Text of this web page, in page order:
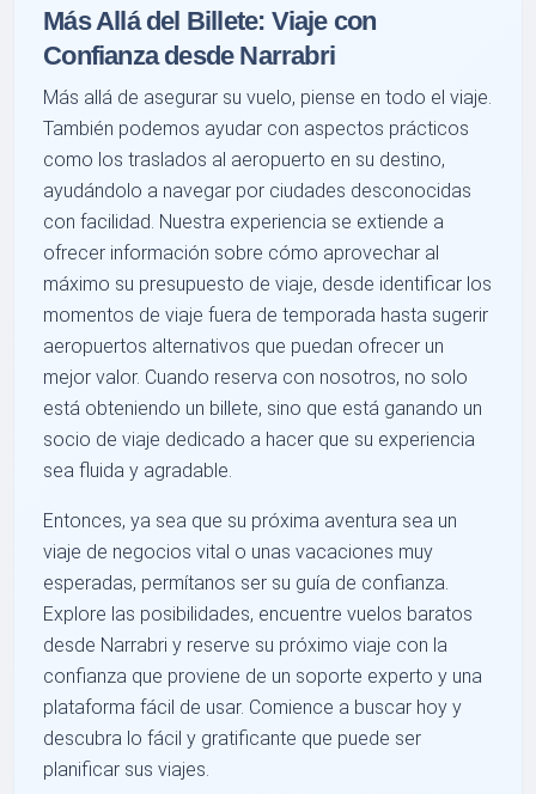
Más Allá del Billete: Viaje con
Confianza desde Narrabri
Más allá de asegurar su vuelo, piense en todo el viaje.
También podemos ayudar con aspectos prácticos
como los traslados al aeropuerto en su destino,
ayudándolo a navegar por ciudades desconocidas
con facilidad. Nuestra experiencia se extiende a
ofrecer información sobre cómo aprovechar al
máximo su presupuesto de viaje, desde identificar los
momentos de viaje fuera de temporada hasta sugerir
aeropuertos alternativos que puedan ofrecer un
mejor valor. Cuando reserva con nosotros, no solo
está obteniendo un billete, sino que está ganando un
socio de viaje dedicado a hacer que su experiencia
sea fluida y agradable.
Entonces, ya sea que su próxima aventura sea un
viaje de negocios vital o unas vacaciones muy
esperadas, permítanos ser su guía de confianza.
Explore las posibilidades, encuentre vuelos baratos
desde Narrabri y reserve su próximo viaje con la
confianza que proviene de un soporte experto y una
plataforma fácil de usar. Comience a buscar hoy y
descubra lo fácil y gratificante que puede ser
planificar sus viajes.